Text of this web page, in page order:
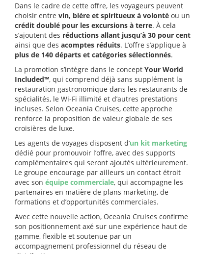
Dans le cadre de cette offre, les voyageurs peuvent
choisir entre vin, bière et spiritueux à volonté ou un
crédit doublé pour les excursions à terre. À cela
s’ajoutent des réductions allant jusqu’à 30 pour cent
ainsi que des acomptes réduits. L’offre s’applique à
plus de 140 départs et catégories sélectionnés.
La promotion s’intègre dans le concept Your World
Included™, qui comprend déjà sans supplément la
restauration gastronomique dans les restaurants de
spécialités, le Wi-Fi illimité et d’autres prestations
incluses. Selon Oceania Cruises, cette approche
renforce la proposition de valeur globale de ses
croisières de luxe.
Les agents de voyages disposent d’un kit marketing
dédié pour promouvoir l’offre, avec des supports
complémentaires qui seront ajoutés ultérieurement.
Le groupe encourage par ailleurs un contact étroit
avec son équipe commerciale, qui accompagne les
partenaires en matière de plans marketing, de
formations et d’opportunités commerciales.
Avec cette nouvelle action, Oceania Cruises confirme
son positionnement axé sur une expérience haut de
gamme, flexible et soutenue par un
accompagnement professionnel du réseau de